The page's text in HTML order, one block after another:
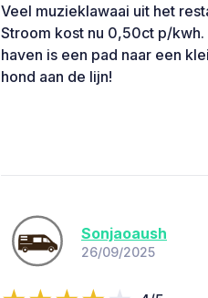
Veel muzieklawaai uit het
Stroom kost nu 0,50ct p/
haven is een pad naar een
hond aan de lijn!
Sonjaoaush
26/09/2025